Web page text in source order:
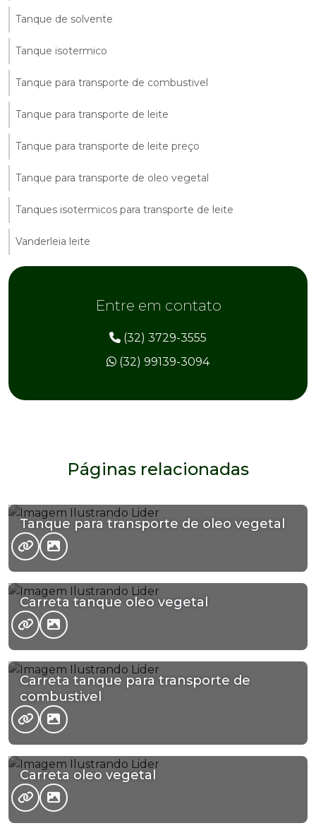
Tanque de solvente
Tanque isotermico
Tanque para transporte de combustivel
Tanque para transporte de leite
Tanque para transporte de leite preço
Tanque para transporte de oleo vegetal
Tanques isotermicos para transporte de leite
Vanderleia leite
Entre em contato
(32) 3729-3555
(32) 99139-3094
Páginas relacionadas
Tanque para transporte de oleo vegetal
Carreta tanque oleo vegetal
Carreta tanque para transporte de
combustivel
Carreta oleo vegetal